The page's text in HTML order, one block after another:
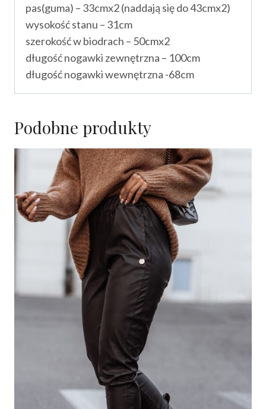
pas(guma) – 33cmx2 (naddają się do 43cmx2)
wysokość stanu – 31cm
szerokość w biodrach – 50cmx2
długość nogawki zewnętrzna – 100cm
długość nogawki wewnętrzna -68cm
Podobne produkty